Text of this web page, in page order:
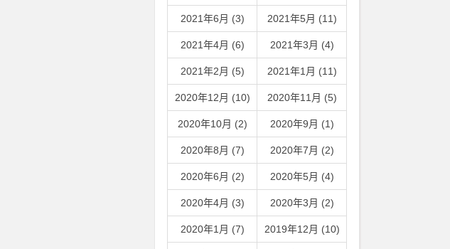
2021年6月 (3) 2021年5月 (11)
2021年4月 (6) 2021年3月 (4)
2021年2月 (5) 2021年1月 (11)
2020年12月 (10) 2020年11月 (5)
2020年10月 (2) 2020年9月 (1)
2020年8月 (7) 2020年7月 (2)
2020年6月 (2) 2020年5月 (4)
2020年4月 (3) 2020年3月 (2)
2020年1月 (7) 2019年12月 (10)